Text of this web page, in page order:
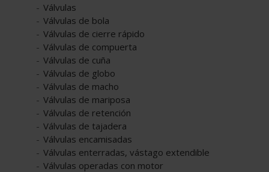
Válvulas
Válvulas de bola
Válvulas de cierre rápido
Válvulas de compuerta
Válvulas de cuña
Válvulas de globo
Válvulas de macho
Válvulas de mariposa
Válvulas de retención
Válvulas de tajadera
Válvulas encamisadas
Válvulas enterradas, vástago extendible
Válvulas operadas con motor